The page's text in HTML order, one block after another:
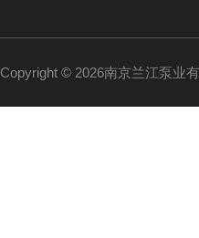
Copyright © 2026南京兰江泵业